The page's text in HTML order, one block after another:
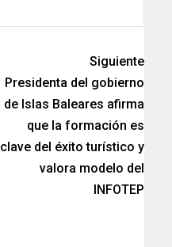
Siguiente
Presidenta del gobierno
de Islas Baleares afirma
que la formación es
clave del éxito turístico y
valora modelo del
INFOTEP